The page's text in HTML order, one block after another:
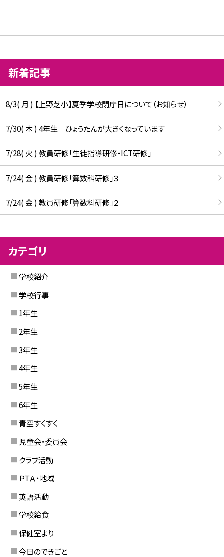
新着記事
8/3( 月 ) 【上野芝小】夏季学校閉庁日について（お知らせ）
7/30( 木 ) 4年生 ひょうたんが大きくなっています
7/28( 火 ) 教員研修「生徒指導研修・ICT研修」
7/24( 金 ) 教員研修「算数科研修」３
7/24( 金 ) 教員研修「算数科研修」２
カテゴリ
学校紹介
学校行事
1年生
2年生
3年生
4年生
5年生
6年生
青空すくすく
児童会・委員会
クラブ活動
ＰＴＡ・地域
英語活動
学校給食
保健室より
今日のできごと